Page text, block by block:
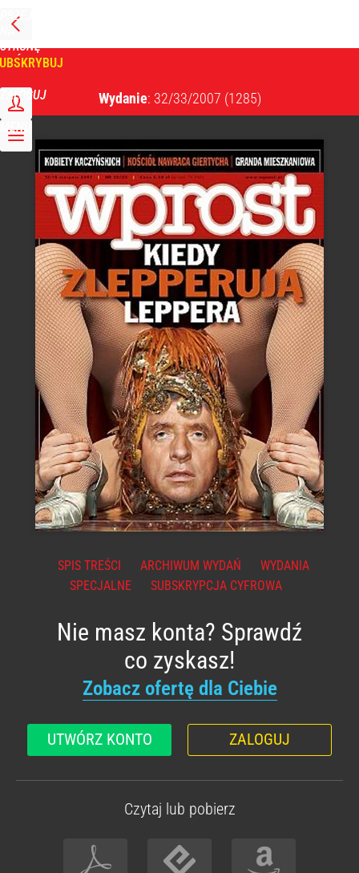
PRZEJDŹ
NA
STRONĘ
GŁÓWNĄ
ZALOGUJ
MENU
Wydanie: 32/33/2007 (1285)
SPIS TREŚCI ARCHIWUM WYDAŃ
WYDANIA
SPECJALNE
SUBSKRYPCJA CYFROWA
Nie masz konta? Sprawdź
co zyskasz!
Zobacz ofertę dla Ciebie
UTWÓRZ KONTO ZALOGUJ
Czytaj lub pobierz